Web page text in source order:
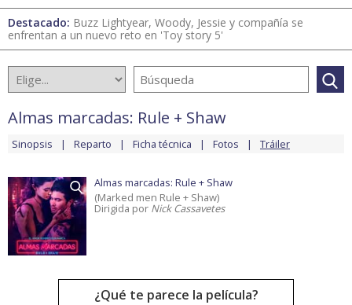
Destacado: Buzz Lightyear, Woody, Jessie y compañía se
enfrentan a un nuevo reto en 'Toy story 5'
Almas marcadas: Rule + Shaw
Sinopsis Reparto Ficha técnica Fotos Tráiler
Almas marcadas: Rule + Shaw
(Marked men Rule + Shaw)
Dirigida por Nick Cassavetes
¿Qué te parece la película?